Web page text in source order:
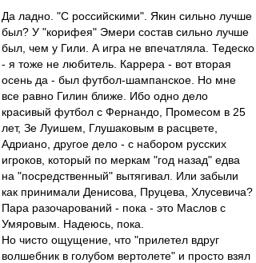
Да ладно. "С российскими". Якин сильно лучше
был? У "корифея" Эмери состав сильно лучше
был, чем у Гили. А игра не впечатляла. Тедеско
- я тоже не любитель. Каррера - вот вторая
осень да - был футбол-шампанское. Но мне
все равно Гилин ближе. Ибо одно дело
красивый футбол с Фернандо, Промесом в 25
лет, Зе Луишем, Глушаковым в расцвете,
Адриано, другое дело - с набором русских
игроков, который по меркам "год назад" едва
на "посредственный" вытягивал. Или забыли
как принимали Денисова, Пруцева, Хлусевича?
Пара разочарований - пока - это Маслов с
Умяровым. Надеюсь, пока.
Но чисто ощущение, что "прилетел вдруг
волшебник в голубом вертолете" и просто взял